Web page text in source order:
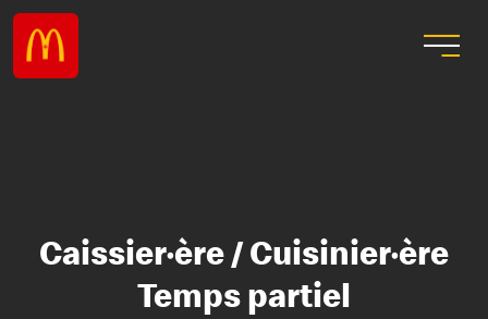
Caissier·ère / Cuisinier·ère
Temps partiel